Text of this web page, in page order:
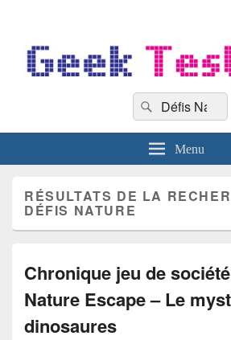
Recherche :
Rechercher
Menu
RÉSULTATS DE LA
DÉFIS NATURE
Chronique jeu de
Nature Escape – Le
dinosaures